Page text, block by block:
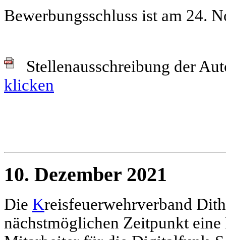
Bewerbungsschluss ist am 24.
Stellenausschreibung der
klicken
10. Dezember 2021
Die Kreisfeuerwehrverband
nächstmöglichen Zeitpunkt